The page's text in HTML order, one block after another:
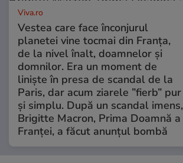
Viva.ro
Vestea care face înconjurul
planetei vine tocmai din Franța,
de la nivel înalt, doamnelor și
domnilor. Era un moment de
liniște în presa de scandal de la
Paris, dar acum ziarele ”fierb” pur
și simplu. După un scandal imens,
Brigitte Macron, Prima Doamnă a
Franței, a făcut anunțul bombă